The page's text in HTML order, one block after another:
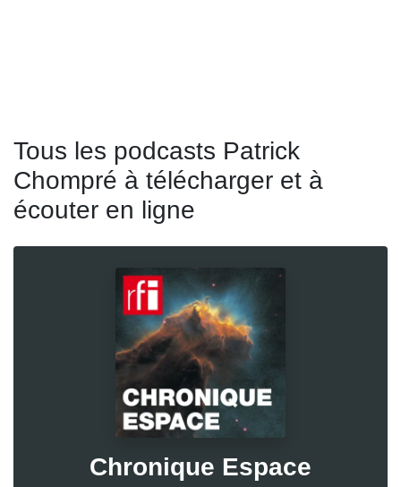
Tous les podcasts Patrick
Chompré à télécharger et à
écouter en ligne
Chronique Espace